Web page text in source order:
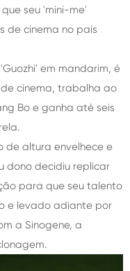
seu 'mini-me'
de cinema no país
em mandarim, é
cinema, trabalha ao
Bo e ganha até seis
de altura envelhece e
dono decidiu replicar
para que seu talento
e levado adiante por
a Sinogene, a